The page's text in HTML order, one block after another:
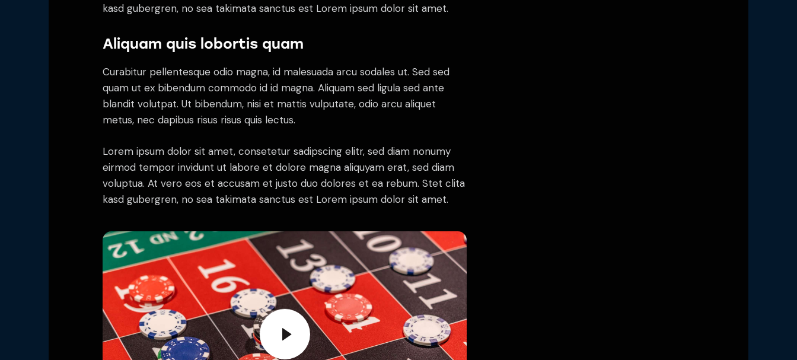
kasd gubergren, no sea takimata sanctus est Lorem ipsum dolor sit amet.
Aliquam quis lobortis quam
Curabitur pellentesque odio magna, id malesuada arcu sodales ut. Sed sed
quam ut ex bibendum commodo id id magna. Aliquam sed ligula sed ante
blandit volutpat. Ut bibendum, nisi et mattis vulputate, odio arcu aliquet
metus, nec dapibus risus risus quis lectus.
Lorem ipsum dolor sit amet, consetetur sadipscing elitr, sed diam nonumy
eirmod tempor invidunt ut labore et dolore magna aliquyam erat, sed diam
voluptua. At vero eos et accusam et justo duo dolores et ea rebum. Stet clita
kasd gubergren, no sea takimata sanctus est Lorem ipsum dolor sit amet.